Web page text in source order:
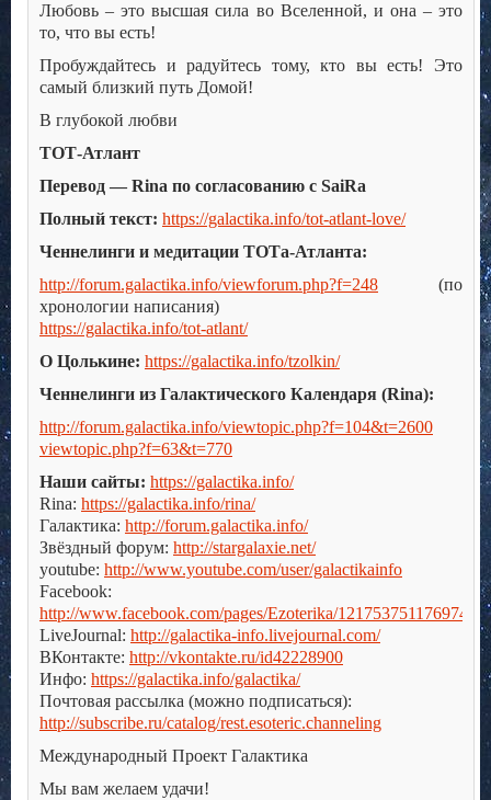
Любовь – это высшая сила во Вселенной, и она – это
то, что вы есть!
Пробуждайтесь и радуйтесь тому, кто вы есть! Это
самый близкий путь Домой!
В глубокой любви
ТОТ-Атлант
Перевод — Rina по согласованию с SaiRa
Полный текст: https://galactika.info/tot-atlant-love/
Ченнелинги и медитации ТОТа-Атланта:
http://forum.galactika.info/viewforum.php?f=248 (по
хронологии написания)
https://galactika.info/tot-atlant/
О Цолькине: https://galactika.info/tzolkin/
Ченнелинги из Галактического Календаря (Rina):
http://forum.galactika.info/viewtopic.php?f=104&t=2600
viewtopic.php?f=63&t=770
Наши сайты: https://galactika.info/
Rina: https://galactika.info/rina/
Галактика: http://forum.galactika.info/
Звёздный форум: http://stargalaxie.net/
youtube: http://www.youtube.com/user/galactikainfo
Facebook:
http://www.facebook.com/pages/Ezoterika/121753751176974
LiveJournal: http://galactika-info.livejournal.com/
ВКонтакте: http://vkontakte.ru/id42228900
Инфо: https://galactika.info/galactika/
Почтовая рассылка (можно подписаться):
http://subscribe.ru/catalog/rest.esoteric.channeling
Международный Проект Галактика
Мы вам желаем удачи!